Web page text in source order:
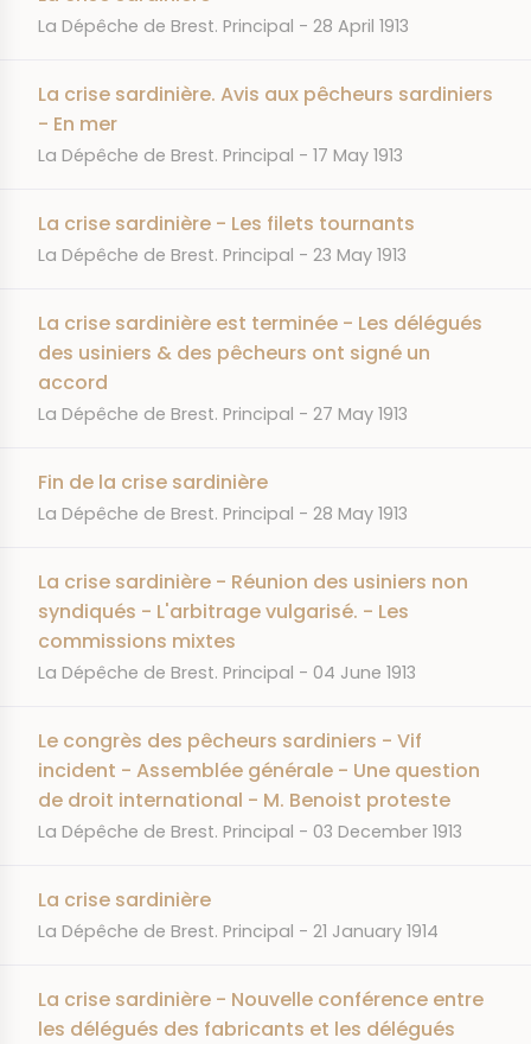
JOURNAL
La Dépêche de Brest. Principal DATE
28 April 1913
La crise sardinière. Avis aux pêcheurs sardiniers
- En mer
JOURNAL
La Dépêche de Brest. Principal DATE
17 May 1913
La crise sardinière - Les filets tournants
JOURNAL
La Dépêche de Brest. Principal DATE
23 May 1913
La crise sardinière est terminée - Les délégués
des usiniers & des pêcheurs ont signé un
accord
JOURNAL
La Dépêche de Brest. Principal DATE
27 May 1913
Fin de la crise sardinière
JOURNAL
La Dépêche de Brest. Principal DATE
28 May 1913
La crise sardinière - Réunion des usiniers non
syndiqués - L'arbitrage vulgarisé. - Les
commissions mixtes
JOURNAL
La Dépêche de Brest. Principal DATE
04 June 1913
Le congrès des pêcheurs sardiniers - Vif
incident - Assemblée générale - Une question
de droit international - M. Benoist proteste
JOURNAL
La Dépêche de Brest. Principal DATE
03 December 1913
La crise sardinière
JOURNAL
La Dépêche de Brest. Principal DATE
21 January 1914
La crise sardinière - Nouvelle conférence entre
les délégués des fabricants et les délégués